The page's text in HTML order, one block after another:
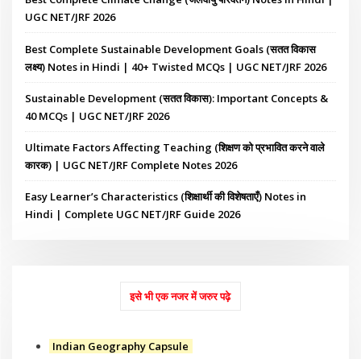
UGC NET/JRF 2026
Best Complete Sustainable Development Goals (सतत विकास
लक्ष्य) Notes in Hindi | 40+ Twisted MCQs | UGC NET/JRF 2026
Sustainable Development (सतत विकास): Important Concepts &
40 MCQs | UGC NET/JRF 2026
Ultimate Factors Affecting Teaching (शिक्षण को प्रभावित करने वाले
कारक) | UGC NET/JRF Complete Notes 2026
Easy Learner’s Characteristics (शिक्षार्थी की विशेषताएँ) Notes in
Hindi | Complete UGC NET/JRF Guide 2026
इसे भी एक नजर में जरुर पढ़े
Indian Geography Capsule